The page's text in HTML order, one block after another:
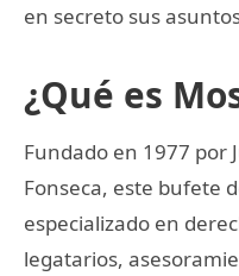
en secreto sus
¿Qué es
Fundado en 1977 por
Fonseca, este bufete
especializado en
legatarios,